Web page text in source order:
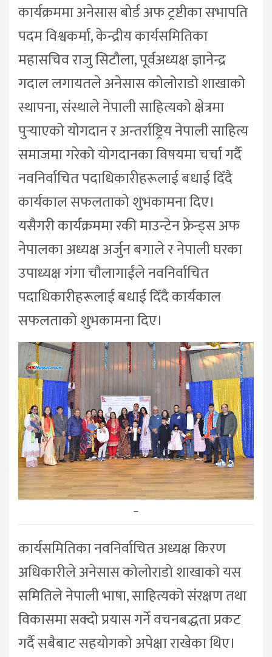
कार्यक्रममा अनेसास बोर्ड अफ ट्रष्टीका सभापति
पदम विश्वकर्मा, केन्द्रीय कार्यसमितिका
महासचिव राजु सिटौला, पूर्वअध्यक्ष ज्ञानेन्द्र
गदाल लगायतले अनेसास कोलोराडो शाखाको
स्थापना, संस्थाले नेपाली साहित्यको क्षेत्रमा
पुर्‍याएको योगदान र अन्तर्राष्ट्रिय नेपाली साहित्य
समाजमा गरेको योगदानका विषयमा चर्चा गर्दै
नवनिर्वाचित पदाधिकारीहरूलाई बधाई दिँदै
कार्यकाल सफलताको शुभकामना दिए।
यसैगरी कार्यक्रममा रकी माउन्टेन फ्रेन्ड्स अफ
नेपालका अध्यक्ष अर्जुन बगाले र नेपाली घरका
उपाध्यक्ष गंगा चौलागाईंले नवनिर्वाचित
पदाधिकारीहरूलाई बधाई दिँदै कार्यकाल
सफलताको शुभकामना दिए।
–
कार्यसमितिका नवनिर्वाचित अध्यक्ष किरण
अधिकारीले अनेसास कोलोराडो शाखाको यस
समितिले नेपाली भाषा, साहित्यको संरक्षण तथा
विकासमा सक्दो प्रयास गर्ने वचनबद्धता प्रकट
गर्दै सबैबाट सहयोगको अपेक्षा राखेका थिए।